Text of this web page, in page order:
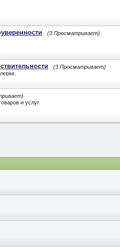
(3 Просматривает)
(3 Просматривает)
и услуг.